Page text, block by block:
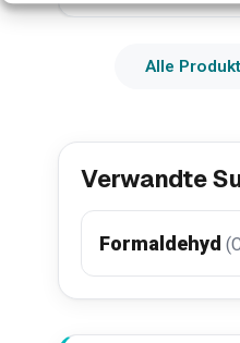
Alle
Verwandte
Formaldehyd